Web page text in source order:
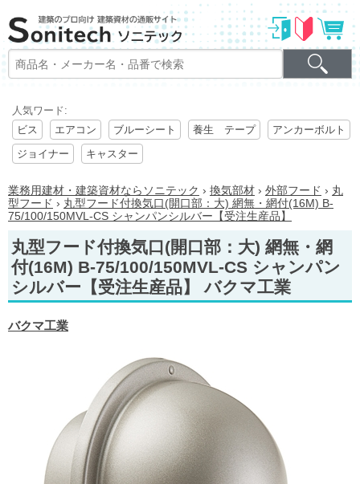
人気ワード:
ビス
エアコン ブルーシート 養生 テープ
アンカーボルト
ジョイナー
キャスター
業務用建材・建築資材ならソニテック › 換気部材 › 外部フード › 丸
型フード › 丸型フード付換気口(開口部：大) 網無・網付(16M) B-
75/100/150MVL-CS シャンパンシルバー【受注生産品】
丸型フード付換気口(開口部：大) 網無・網
付(16M) B-75/100/150MVL-CS シャンパン
シルバー【受注生産品】 バクマ工業
バクマ工業